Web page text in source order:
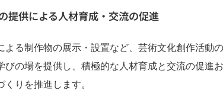
提供による人材育成・交流の促進
る制作物の展示・設置など、芸術文化創作活動
の場を提供し、積極的な人材育成と交流の促進
りを推進します。